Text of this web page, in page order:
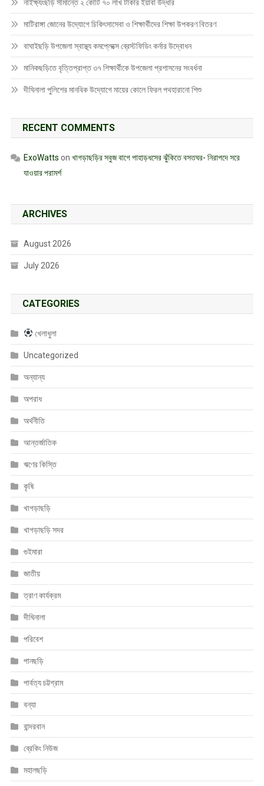
নাইক্ষ্যংছড়ি সীমান্তে ২ কোটি ৭০ লাখ টাকার ইয়াবা উদ্ধার
মাটিরাঙ্গা জোনের উদ্যোগে চিকিৎসাসেবা ও শিক্ষার্থীদের শিক্ষা উপকরণ বিতরণ
বাঘাইছড়ি উপজেলা স্বাস্থ্য কমপ্লেক্সে ব্রেস্টফিডিং কর্নার উদ্বোধন
মানিকছড়িতে বৃত্তিপ্রাপ্ত ৩৭ শিক্ষার্থীকে উপজেলা প্রশাসনের সংবর্ধনা
দীঘিনালা পুলিশের মানবিক উদ্যোগে মায়ের কোলে ফিরল পথহারানো শিশু
RECENT COMMENTS
ExoWatts on খাগড়াছড়ির সবুজ বাগে পাহাড়ধসের ঝুঁকিতে বসতঘর- নিরাপদে সরে
যাওয়ার পরামর্শ
ARCHIVES
August 2026
July 2026
CATEGORIES
খেলাধুলা
Uncategorized
অন্যান্য
অপরাধ
অর্থনীতি
আন্তর্জাতিক
ঋণের কিস্তি
কৃষি
খাগড়াছড়ি
খাগড়াছড়ি সদর
গুইমারা
জাতীয়
ত্রাণ কার্যক্রম
দীঘিনালা
পরিবেশ
পানছড়ি
পার্বত্য চট্টগ্রাম
বন্যা
বান্দরবান
ব্রেকিং নিউজ
মহালছড়ি